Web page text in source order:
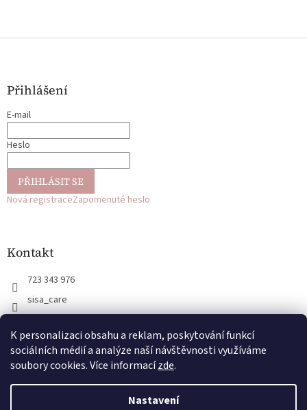
K personalizaci obsahu a reklam, poskytování funkcí
sociálních médií a analýze naší návštěvnosti využíváme
soubory cookies. Více informacízde.
Nastavení
Z
Přihlášení
E-mail
Heslo
PŘIHLÁSIT SE
Nová registraceZapomenuté heslo
Kontakt
723 343 976
sisa_care
@sisa_care